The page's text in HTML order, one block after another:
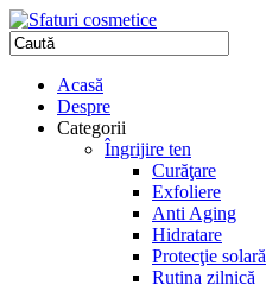
Acasă
Despre
Categorii
Îngrijire ten
Curăţare
Exfoliere
Anti Aging
Hidratare
Protecţie solară
Rutina zilnică